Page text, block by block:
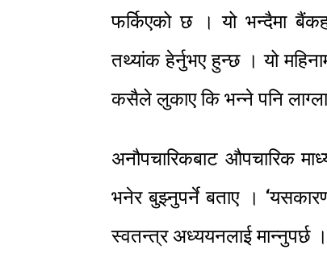
फर्किएको छ । यो भन्दैमा
तथ्यांक हेर्नुभए हुन्छ । यो
कसैले लुकाए कि भन्ने पनि
अनौपचारिकबाट औपचारिक
भनेर बुझ्नुपर्ने बताए ।
स्वतन्त्र अध्ययनलाई